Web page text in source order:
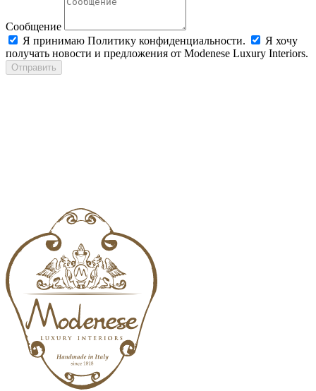
Сообщение
Я принимаю Политику конфиденциальности.
Я хочу
получать новости и предложения от Modenese Luxury Interiors.
Отправить